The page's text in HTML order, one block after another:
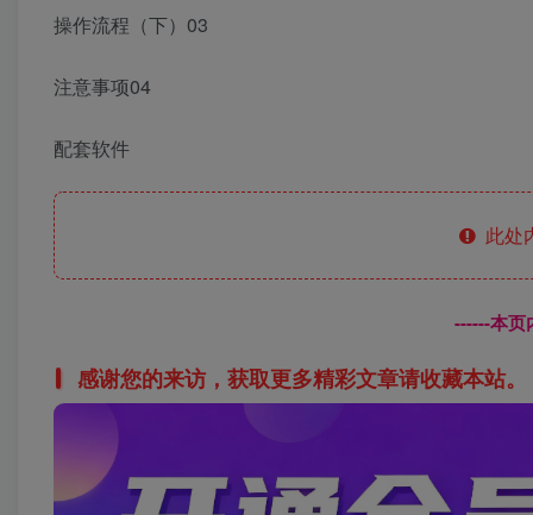
操作流程（下）03
注意事项04
配套软件
此处
------本页
感谢您的来访，获取更多精彩文章请收藏本站。